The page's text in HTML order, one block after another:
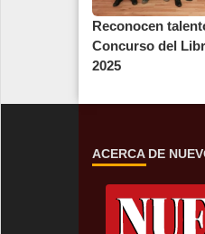
Reconocen
Concurso del
2025
ACERCA DE